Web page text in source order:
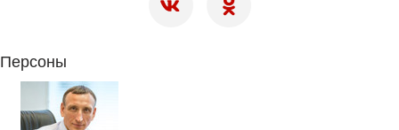
Персоны